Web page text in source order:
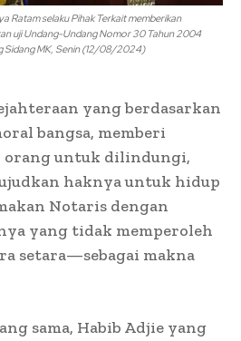
Ratam selaku Pihak Terkait memberikan
uji Undang-Undang Nomor 30 Tahun 2004
Sidang MK, Senin (12/08/2024)
yang berdasarkan
bangsa, memberi
orang untuk dilindungi,
haknya untuk hidup
Notaris dengan
yang tidak memperoleh
setara—sebagai makna
sama, Habib Adjie yang